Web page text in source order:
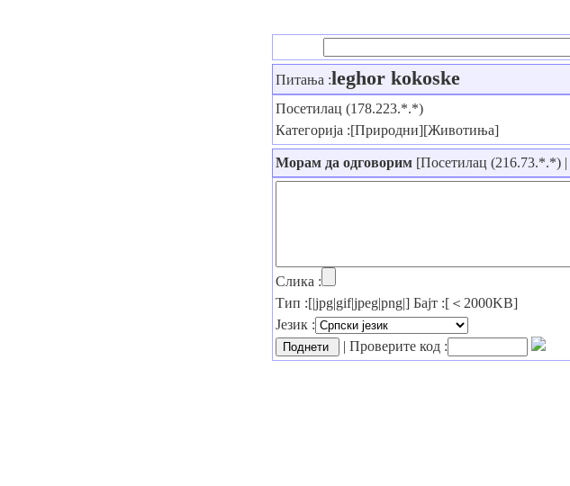
Питања :leghor kokoske
Посетилац (178.223.*.*)
Категорија :[Природни][Животиња]
Морам да одговорим [Посетилац (216.73.*.*) |
Слика :
Тип :[|jpg|gif|jpeg|png|] Бајт :[＜2000KB]
Језик :
| Проверите код :